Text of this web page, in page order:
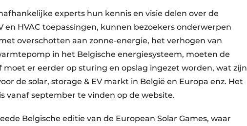
experts hun kennis en visie delen over de
en HVAC toepassingen, kunnen bezoekers onderwerpen
overschotten aan zonne-energie, het verhogen van
in het Belgische energiesysteem, moeten de
moet er eerder op sturing en opslag ingezet worden, wat zijn
de solar, storage & EV markt in België en Europa enz. Het
vanaf september te vinden op de website.
Belgische editie van de European Solar Games, waar